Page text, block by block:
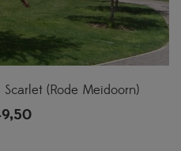
(Rode Meidoorn)